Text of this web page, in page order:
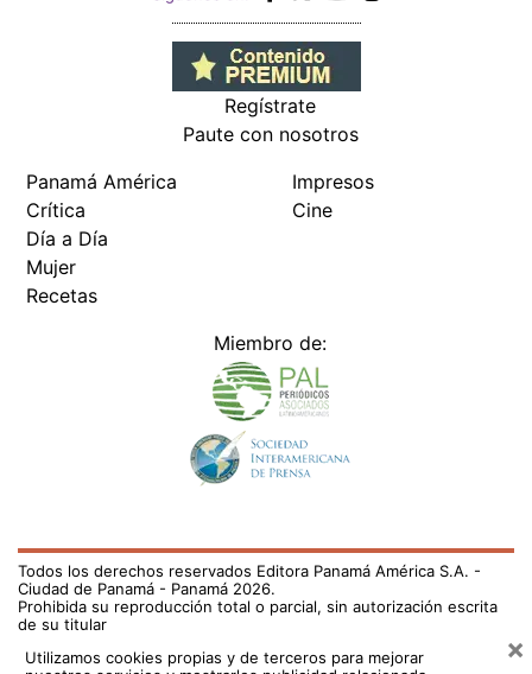
Regístrate
Paute con nosotros
Panamá América
Crítica
Día a Día
Mujer
Recetas
Impresos
Cine
Miembro de:
Todos los derechos reservados Editora Panamá América S.A. -
Ciudad de Panamá - Panamá 2026.
Prohibida su reproducción total o parcial, sin autorización escrita
de su titular
Utilizamos cookies propias y de terceros para mejorar
×